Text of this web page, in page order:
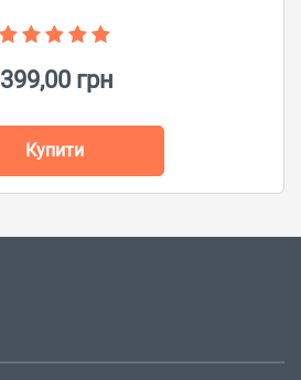
399,00 грн
Купити